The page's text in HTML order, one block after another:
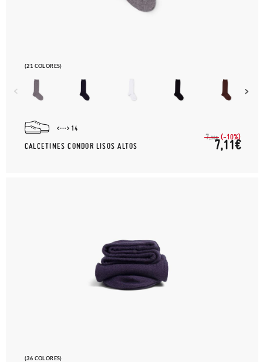
(21 COLORES)
14
CALCETINES CONDOR LISOS ALTOS
7,90€ (-10%)
7,11€
(36 COLORES)